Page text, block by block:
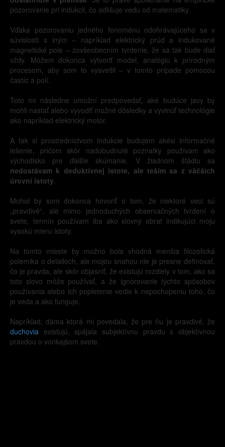
pozorovanie pri indukcii, čo odlišuje vedu od matematiky.
Vďaka pozorovaniu jedného fenoménu odohrávajúceho sa v
súvislosti s iným – napríklad elektrický prúd a indukované
magnetické pole – zovšeobecním tvrdenie, že sa tak bude diať
vždy. Môžem dokonca vytvoriť model, analógiu k prírodným
procesom, aby som to vysvetlil – v tomto prípade pomocou
častíc a polí.
Toto mi následne umožní predpovedať, aké budúce javy by
mohli nastať alebo vyvodiť možné dôsledky a vyvinúť technológie
ako napríklad elektrický motor.
A tak si prostredníctvom indukcie budujem akési informačné
lešenie, pričom skôr nadobudnuté poznatky používam ako
východisko pre ďalšie skúmanie. V žiadnom štádiu sa
nedostávam k deduktívnej istote, ale teším sa z väčších
úrovní istoty.
Mohol by som dokonca hovoriť o tom, že niektoré veci sú
„pravdivé“, ale mimo jednoduchých observačných tvrdení o
svete, termín používam iba ako slovný obrat indikujúci moju
vysokú mieru istoty.
Na tomto mieste by možno bola vhodná menšia filozofická
polemika o detailoch, ale mojou snahou nie je presne definovať,
čo je pravda, ale skôr objasniť, že existujú rozdiely v tom, ako sa
toto slovo môže používať, a že ignorovanie týchto spôsobov
používania alebo ich popletenie vedie k nepochopeniu toho, čo
je veda a ako funguje.
Napríklad, dáma ktorá mi povedala, že pre ňu je pravdivé, že
duchovia existujú, spájala subjektívnu pravdu s objektívnou
pravdou o vonkajšom svete.